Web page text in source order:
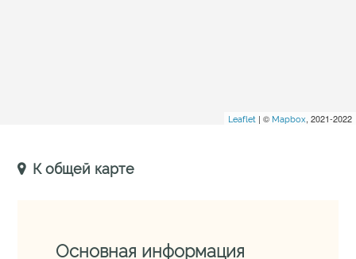
Leaflet | © Mapbox, 2021-2022
К общей карте
Основная информация